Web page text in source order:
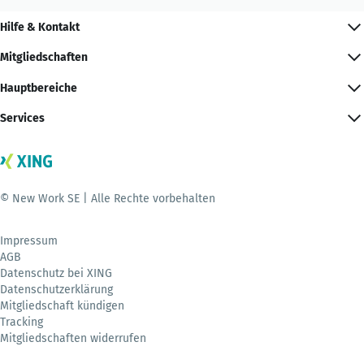
Hilfe & Kontakt
Mitgliedschaften
Hauptbereiche
Services
© New Work SE | Alle Rechte vorbehalten
Impressum
AGB
Datenschutz bei XING
Datenschutzerklärung
Mitgliedschaft kündigen
Tracking
Mitgliedschaften widerrufen